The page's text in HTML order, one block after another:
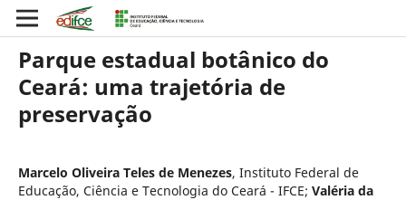
Parque estadual botânico do
Ceará: uma trajetória de
preservação
Marcelo Oliveira Teles de Menezes, Instituto Federal de
Educação, Ciência e Tecnologia do Ceará - IFCE; Valéria da